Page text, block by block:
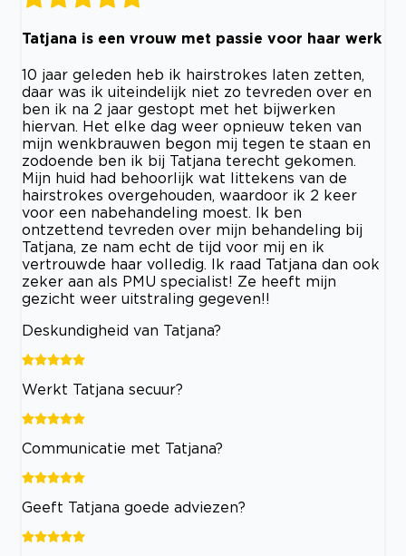
Tatjana is een vrouw met passie voor haar werk
10 jaar geleden heb ik hairstrokes laten zetten,
daar was ik uiteindelijk niet zo tevreden over en
ben ik na 2 jaar gestopt met het bijwerken
hiervan. Het elke dag weer opnieuw teken van
mijn wenkbrauwen begon mij tegen te staan en
zodoende ben ik bij Tatjana terecht gekomen.
Mijn huid had behoorlijk wat littekens van de
hairstrokes overgehouden, waardoor ik 2 keer
voor een nabehandeling moest. Ik ben
ontzettend tevreden over mijn behandeling bij
Tatjana, ze nam echt de tijd voor mij en ik
vertrouwde haar volledig. Ik raad Tatjana dan ook
zeker aan als PMU specialist! Ze heeft mijn
gezicht weer uitstraling gegeven!!
Deskundigheid van Tatjana?
Werkt Tatjana secuur?
Communicatie met Tatjana?
Geeft Tatjana goede adviezen?